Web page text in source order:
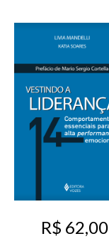
R$ 62,00